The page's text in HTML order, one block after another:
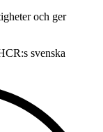
och ger
svenska